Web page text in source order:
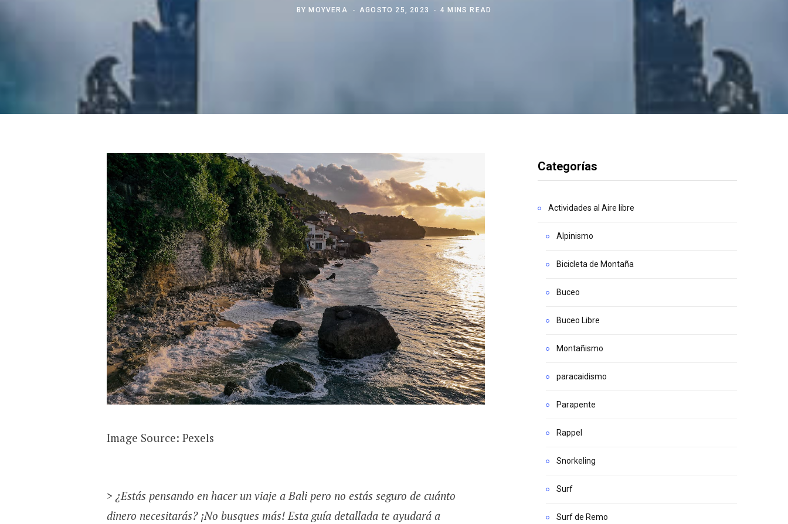
BY MOYVERA AGOSTO 25, 2023 4 MINS READ
‍Image Source: Pexels
> ¿Estás pensando en hacer un viaje a Bali pero no estás seguro de cuánto
dinero necesitarás? ¡No busques más! Esta guía detallada te ayudará a
Categorías
Actividades al Aire libre
Alpinismo
Bicicleta de Montaña
Buceo
Buceo Libre
Montañismo
paracaidismo
Parapente
Rappel
Snorkeling
Surf
Surf de Remo